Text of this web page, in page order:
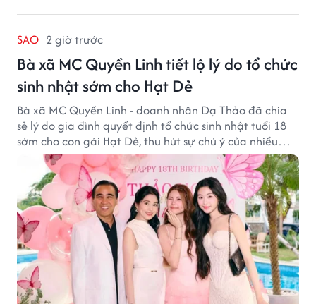
SAO 2 giờ trước
Bà xã MC Quyền Linh tiết lộ lý do tổ chức
sinh nhật sớm cho Hạt Dẻ
Bà xã MC Quyền Linh - doanh nhân Dạ Thảo đã chia
sẻ lý do gia đình quyết định tổ chức sinh nhật tuổi 18
sớm cho con gái Hạt Dẻ, thu hút sự chú ý của nhiều
người hâm mộ.